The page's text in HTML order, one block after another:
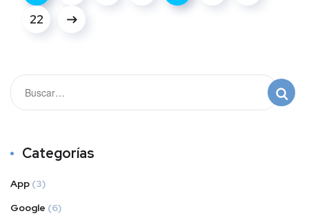
22
Categorías
App (3)
Google (6)